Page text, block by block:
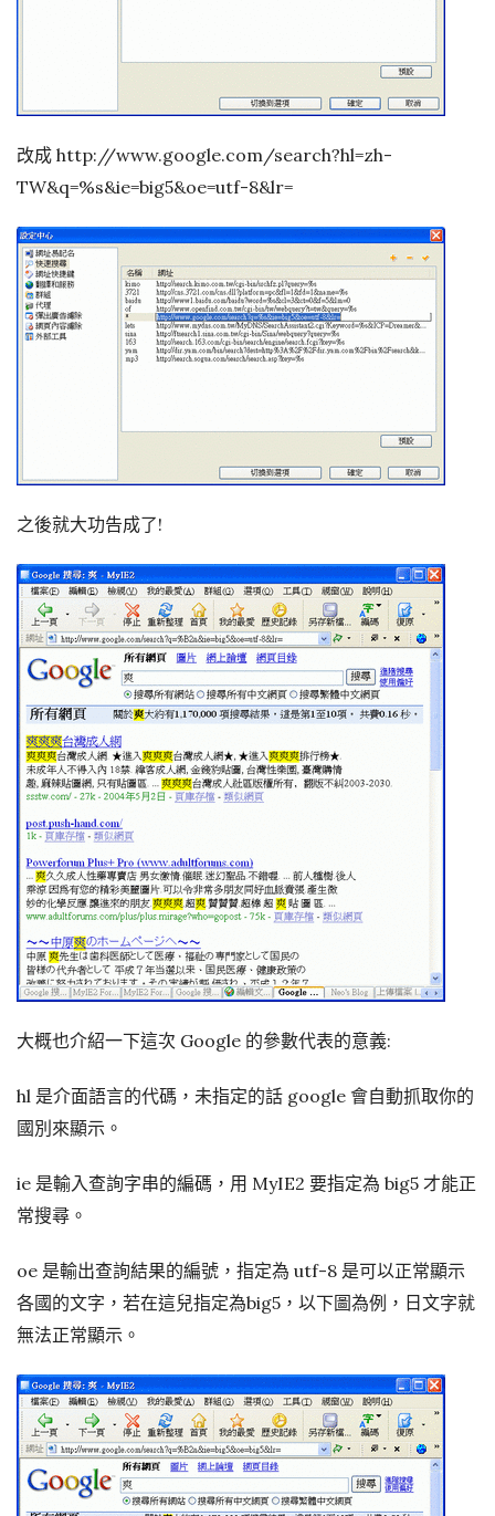
改成 http://www.google.com/search?hl=zh-
TW&q=%s&ie=big5&oe=utf-8&lr=
之後就大功告成了!
大概也介紹一下這次 Google 的參數代表的意義:
hl 是介面語言的代碼，未指定的話 google 會自動抓取你的
國別來顯示。
ie 是輸入查詢字串的編碼，用 MyIE2 要指定為 big5 才能正
常搜尋。
oe 是輸出查詢結果的編號，指定為 utf-8 是可以正常顯示
各國的文字，若在這兒指定為big5，以下圖為例，日文字就
無法正常顯示。